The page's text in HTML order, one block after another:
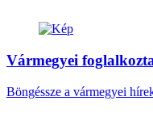
Vármegyei
Böngéssze a vármegyei